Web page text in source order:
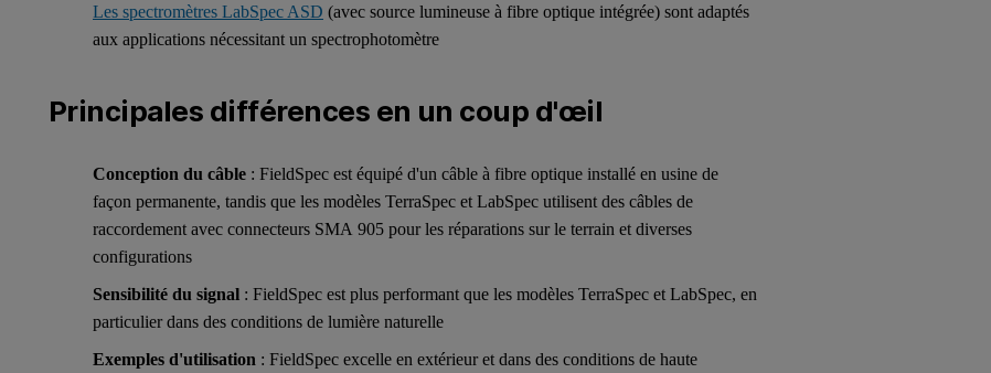
Les spectromètres LabSpec ASD (avec source lumineuse à fibre optique intégrée) sont adaptés
aux applications nécessitant un spectrophotomètre
Principales différences en un coup d'œil
Conception du câble : FieldSpec est équipé d'un câble à fibre optique installé en usine de
façon permanente, tandis que les modèles TerraSpec et LabSpec utilisent des câbles de
raccordement avec connecteurs SMA 905 pour les réparations sur le terrain et diverses
configurations
Sensibilité du signal : FieldSpec est plus performant que les modèles TerraSpec et LabSpec, en
particulier dans des conditions de lumière naturelle
Exemples d'utilisation : FieldSpec excelle en extérieur et dans des conditions de haute